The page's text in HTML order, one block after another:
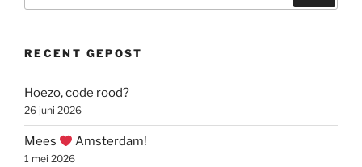
RECENT GEPOST
Hoezo, code rood?
26 juni 2026
Mees Amsterdam!
1 mei 2026